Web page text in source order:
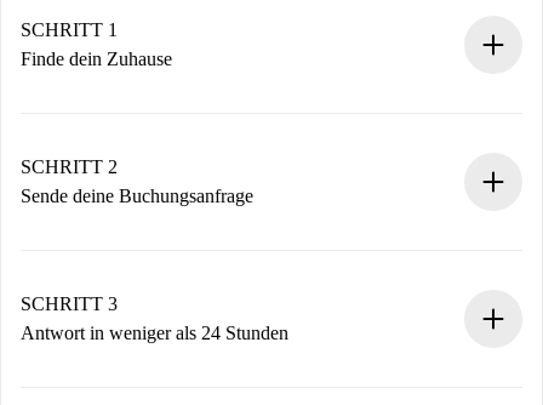
SCHRITT 1
Finde dein Zuhause
Du erhältst alle notwendigen Informationen im Voraus.
SCHRITT 2
Sende deine Buchungsanfrage
Denk daran, dass wir dich erst belasten, wenn der
Vermieter zustimmt.
SCHRITT 3
Antwort in weniger als 24 Stunden